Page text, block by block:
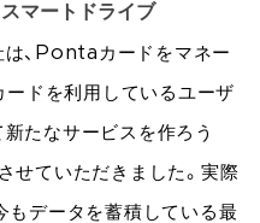
マートドライブ
は、Pontaカードをマネー
ドを利用しているユーザ
たなサービスを作ろう
せていただきました。実際
もデータを蓄積している最